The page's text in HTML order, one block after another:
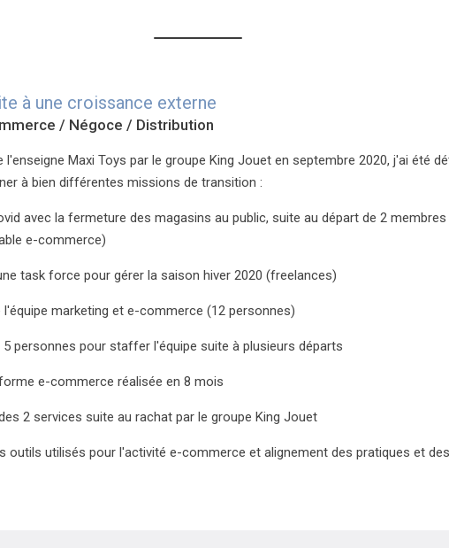
à une croissance externe
/ Négoce / Distribution
l'enseigne Maxi Toys par le groupe King Jouet en septembre 2020, j'ai été
à bien différentes missions de transition :
avec la fermeture des magasins au public, suite au départ de 2
e-commerce)
task force pour gérer la saison hiver 2020 (freelances)
marketing et e-commerce (12 personnes)
personnes pour staffer l'équipe suite à plusieurs départs
e-commerce réalisée en 8 mois
2 services suite au rachat par le groupe King Jouet
outils utilisés pour l'activité e-commerce et alignement des pratiques et